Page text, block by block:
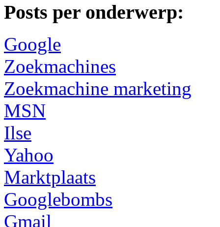
Posts per onderwerp:
Google
Zoekmachines
Zoekmachine marketing
MSN
Ilse
Yahoo
Marktplaats
Googlebombs
Gmail